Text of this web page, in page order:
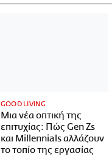
GOOD LIVING
Μια νέα οπτική της
επιτυχίας: Πώς Gen Zs
και Millennials αλλάζουν
το τοπίο της εργασίας